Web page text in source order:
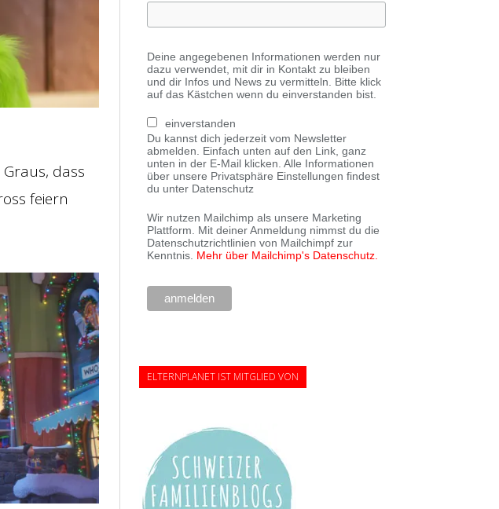
dass
feiern
Deine angegebenen Informationen werden nur
dazu verwendet, mit dir in Kontakt zu bleiben
und dir Infos und News zu vermitteln. Bitte klick
auf das Kästchen wenn du einverstanden bist.
einverstanden
Du kannst dich jederzeit vom Newsletter
abmelden. Einfach unten auf den Link, ganz
unten in der E-Mail klicken. Alle Informationen
über unsere Privatsphäre Einstellungen findest
du unter Datenschutz
Wir nutzen Mailchimp als unsere Marketing
Plattform. Mit deiner Anmeldung nimmst du die
Datenschutzrichtlinien von Mailchimpf zur
Kenntnis. Mehr über Mailchimp's Datenschutz.
ELTERNPLANET IST MITGLIED VON